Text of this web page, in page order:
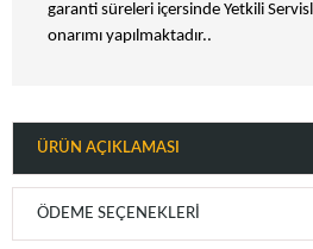
garanti süreleri içersinde Yetkili
onarımı yapılmaktadır..
ÜRÜN AÇIKLAMASI
ÖDEME SEÇENEKLERI